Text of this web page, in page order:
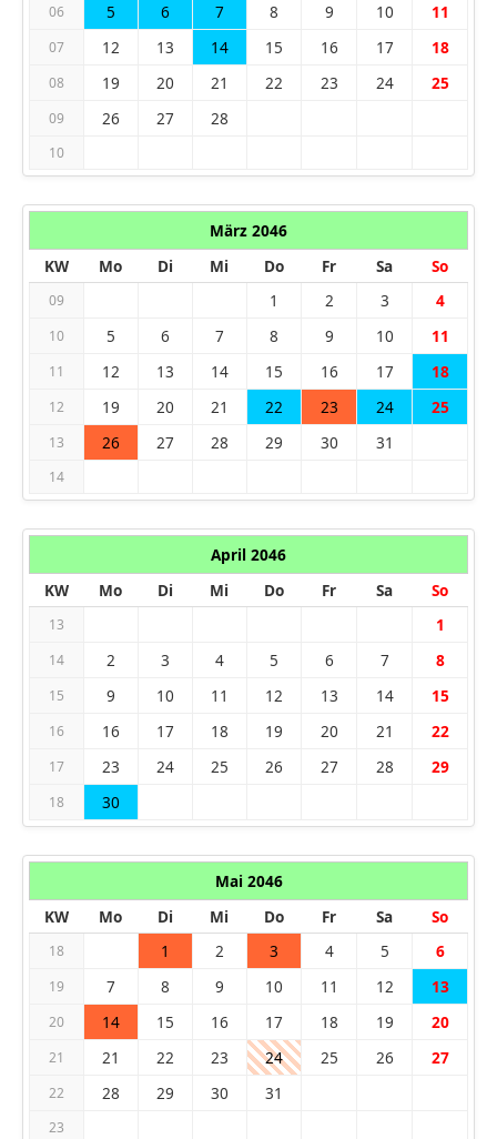
06 5 6 7 8 9 10 11
07 12 13 14 15 16 17 18
08 19 20 21 22 23 24 25
09 26 27 28
10
März 2046
KW
Mo Di Mi Do Fr Sa So
09 1 2 3 4
10 5 6 7 8 9 10 11
11 12 13 14 15 16 17 18
12 19 20 21 22 23 24 25
13 26 27 28 29 30 31
14
April 2046
KW
Mo Di Mi Do Fr Sa So
13 1
14 2 3 4 5 6 7 8
15 9 10 11 12 13 14 15
16 16 17 18 19 20 21 22
17 23 24 25 26 27 28 29
18 30
Mai 2046
KW
Mo Di Mi Do Fr Sa So
18 1 2 3 4 5 6
19 7 8 9 10 11 12 13
20 14 15 16 17 18 19 20
21 21 22 23 24 25 26 27
22 28 29 30 31
23